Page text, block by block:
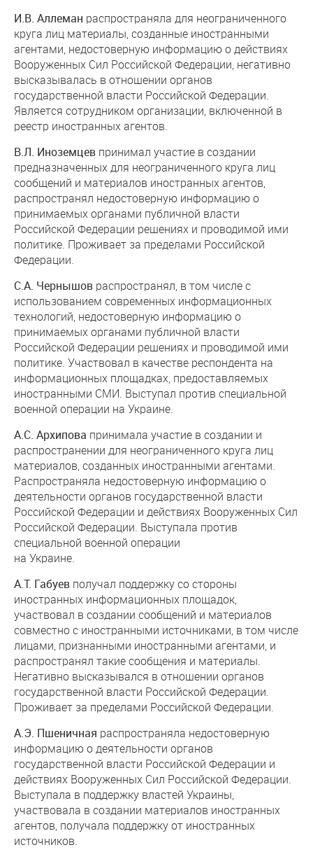
И.В. Аллеман распространяла для неограниченного
круга лиц материалы, созданные иностранными
агентами, недостоверную информацию о действиях
Вооруженных Сил Российской Федерации, негативно
высказывалась в отношении органов
государственной власти Российской Федерации.
Является сотрудником организации, включенной в
реестр иностранных агентов.
В.Л. Иноземцев принимал участие в создании
предназначенных для неограниченного круга лиц
сообщений и материалов иностранных агентов,
распространял недостоверную информацию о
принимаемых органами публичной власти
Российской Федерации решениях и проводимой ими
политике. Проживает за пределами Российской
Федерации.
С.А. Чернышов распространял, в том числе с
использованием современных информационных
технологий, недостоверную информацию о
принимаемых органами публичной власти
Российской Федерации решениях и проводимой ими
политике. Участвовал в качестве респондента на
информационных площадках, предоставляемых
иностранными СМИ. Выступал против специальной
военной операции на Украине.
А.С. Архипова принимала участие в создании и
распространении для неограниченного круга лиц
материалов, созданных иностранными агентами.
Распространяла недостоверную информацию о
деятельности органов государственной власти
Российской Федерации и действиях Вооруженных Сил
Российской Федерации. Выступала против
специальной военной операции
на Украине.
А.Т. Габуев получал поддержку со стороны
иностранных информационных площадок,
участвовал в создании сообщений и материалов
совместно с иностранными источниками, в том числе
лицами, признанными иностранными агентами, и
распространял такие сообщения и материалы.
Негативно высказывался в отношении органов
государственной власти Российской Федерации.
Проживает за пределами Российской Федерации.
А.Э. Пшеничная распространяла недостоверную
информацию о деятельности органов
государственной власти Российской Федерации и
действиях Вооруженных Сил Российской Федерации.
Выступала в поддержку властей Украины,
участвовала в создании материалов иностранных
агентов, получала поддержку от иностранных
источников.